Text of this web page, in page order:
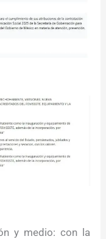
y medio: con la